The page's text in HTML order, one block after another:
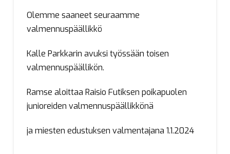
Olemme saaneet seuraamme
valmennuspäällikkö
Kalle Parkkarin avuksi työssään toisen
valmennuspäällikön.
Ramse aloittaa Raisio Futiksen poikapuolen
junioreiden valmennuspäällikkönä
ja miesten edustuksen valmentajana 1.1.2024